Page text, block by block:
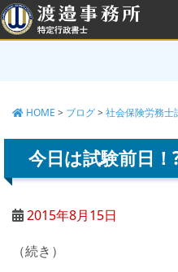
コ
ン
テ
HOME > ブログ> 社会保険労務士
今日は試験前日！
2015年8月15日
（続き）